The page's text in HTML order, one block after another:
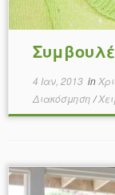
4 Ιαν, 2013in
Διακόσμηση /